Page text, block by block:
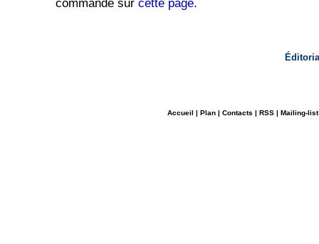
commande sur cette page.
Accueil | Plan | Contacts | RSS | Mailing-list